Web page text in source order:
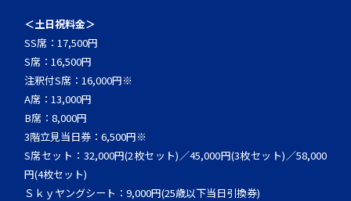
＜土日祝料金＞
SS席：17,500円
S席：16,500円
注釈付S席：16,000円※
A席：13,000円
B席：8,000円
3階立見当日券：6,500円※
S席セット：32,000円(2枚セット)／45,000円(3枚セット)／58,000
円(4枚セット)
Ｓｋｙヤングシート：9,000円(25歳以下当日引換券)